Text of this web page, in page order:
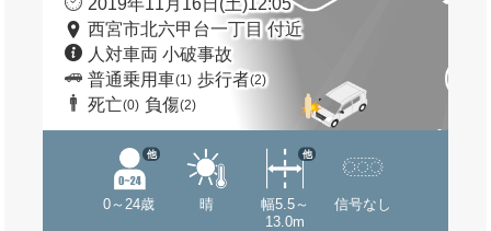
2019年11月16日(土)12:05
西宮市北六甲台一丁目 付近
人対車両 小破事故
普通乗用車(1) 歩行者(2)
死亡(0) 負傷(2)
0～24歳
他
晴
幅5.5～
13.0m
他
信号なし